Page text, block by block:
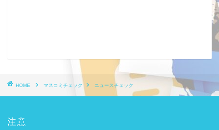
HOME マスコミチェック ニュースチェック
注意